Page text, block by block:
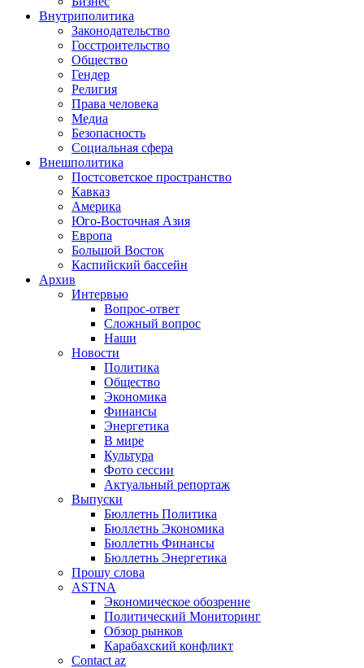
Внутриполитика
Законодательство
Госстроительство
Общество
Гендер
Религия
Права человека
Медиа
Безопасность
Социальная сфера
Внешполитика
Постсоветское пространство
Кавказ
Америка
Юго-Восточная Азия
Европа
Большой Восток
Каспийский бассейн
Архив
Интервью
Вопрос-ответ
Сложный вопрос
Наши
Новости
Политика
Общество
Экономика
Финансы
Энергетика
В мире
Культура
Фото сессии
Актуальный репортаж
Выпуски
Бюллетнь Политика
Бюллетнь Экономика
Бюллетнь Финансы
Бюллетнь Энергетика
Прошу слова
ASTNA
Экономическое обозрение
Политический Мониторинг
Обзор рынков
Карабахский конфликт
Contact az